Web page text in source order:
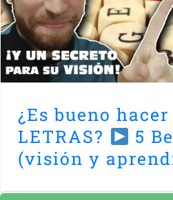
¿Es bueno hacer
LETRAS?
5
(visión y